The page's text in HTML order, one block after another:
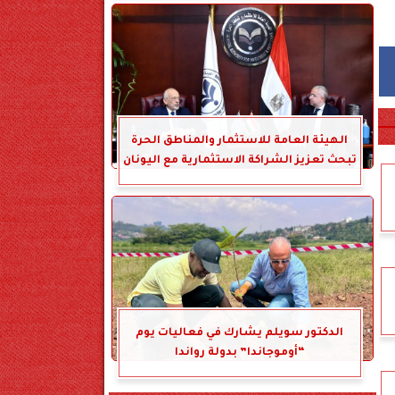
الهيئة العامة للاستثمار والمناطق الحرة
تبحث تعزيز الشراكة الاستثمارية مع اليونان
الدكتور سويلم يشارك في فعاليات يوم
“أوموجاندا” بدولة رواندا